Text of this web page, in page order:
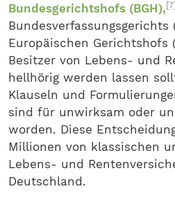
Bundesgerichtshofs (BGH),
Bundesverfassungsgerichts
Europäischen Gerichtshofs
Besitzer von Lebens- und
hellhörig werden lassen
Klauseln und
sind für unwirksam oder
worden. Diese
Millionen von klassischen
Lebens- und
Deutschland.